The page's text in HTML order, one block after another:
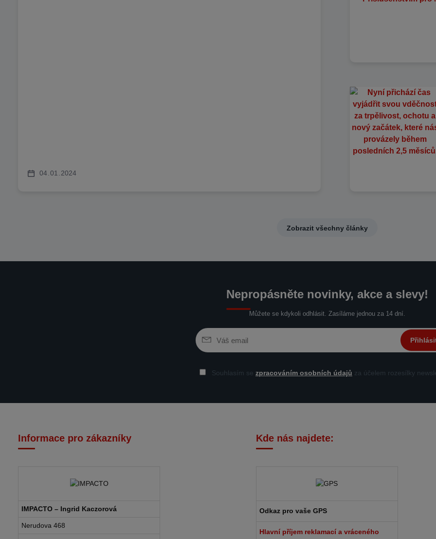
04 01 2024
Zobrazit všechny články
Nepropásněte novinky, akce a slevy!
Můžete se kdykoli odhlásit. Zasíláme jednou za 14 dní.
Souhlasím se zpracováním osobních údajů za účelem rozesílky
Informace pro zákazníky
IMPACTO – Ingrid Kaczorová
Nerudova 468
Kde nás najdete:
Odkaz pro vaše GPS
Hlavní příjem reklamací a vráceného